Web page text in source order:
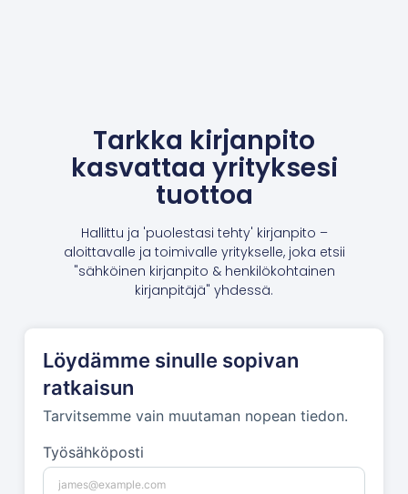
Tarkka kirjanpito
kasvattaa yrityksesi
tuottoa
Hallittu ja 'puolestasi tehty' kirjanpito –
aloittavalle ja toimivalle yritykselle, joka etsii
"sähköinen kirjanpito & henkilökohtainen
kirjanpitäjä" yhdessä.
Löydämme sinulle sopivan
ratkaisun
Tarvitsemme vain muutaman nopean tiedon.
Työsähköposti